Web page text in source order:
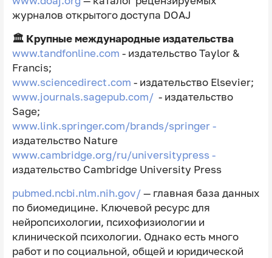
журналов открытого доступа DOAJ
🏛 Крупные международные издательства
www.tandfonline.com - издательство Taylor &
Francis;
www.sciencedirect.com - издательство Elsevier;
www.journals.sagepub.com/ - издательство
Sage;
www.link.springer.com/brands/springer -
издательство Nature
www.cambridge.org/ru/universitypress -
издательство Cambridge University Press
pubmed.ncbi.nlm.nih.gov/— главная база данных
по биомедицине. Ключевой ресурс для
нейропсихологии, психофизиологии и
клинической психологии. Однако есть много
работ и по социальной, общей и юридической